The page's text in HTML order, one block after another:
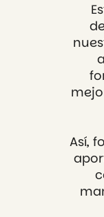
Así,